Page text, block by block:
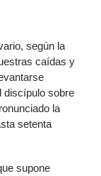
según la
caídas y
discípulo sobre
la
setenta
supone